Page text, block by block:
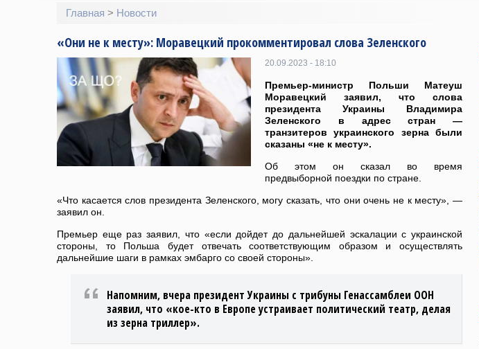
Главная > Новости
«Они не к месту»: Моравецкий прокомментировал слова Зеленского
20.09.2023 - 18:10
Премьер-министр Польши Матеуш
Моравецкий заявил, что слова
президента Украины Владимира
Зеленского в адрес стран —
транзитеров украинского зерна были
сказаны «не к месту».
Об этом он сказал во время
предвыборной поездки по стране.
«Что касается слов президента Зеленского, могу сказать, что они очень не к месту», —
заявил он.
Премьер еще раз заявил, что «если дойдет до дальнейшей эскалации с украинской
стороны, то Польша будет отвечать соответствующим образом и осуществлять
дальнейшие шаги в рамках эмбарго со своей стороны».
Напомним, вчера президент Украины с трибуны Генассамблеи ООН
заявил, что «кое-кто в Европе устраивает политический театр, делая
из зерна триллер».